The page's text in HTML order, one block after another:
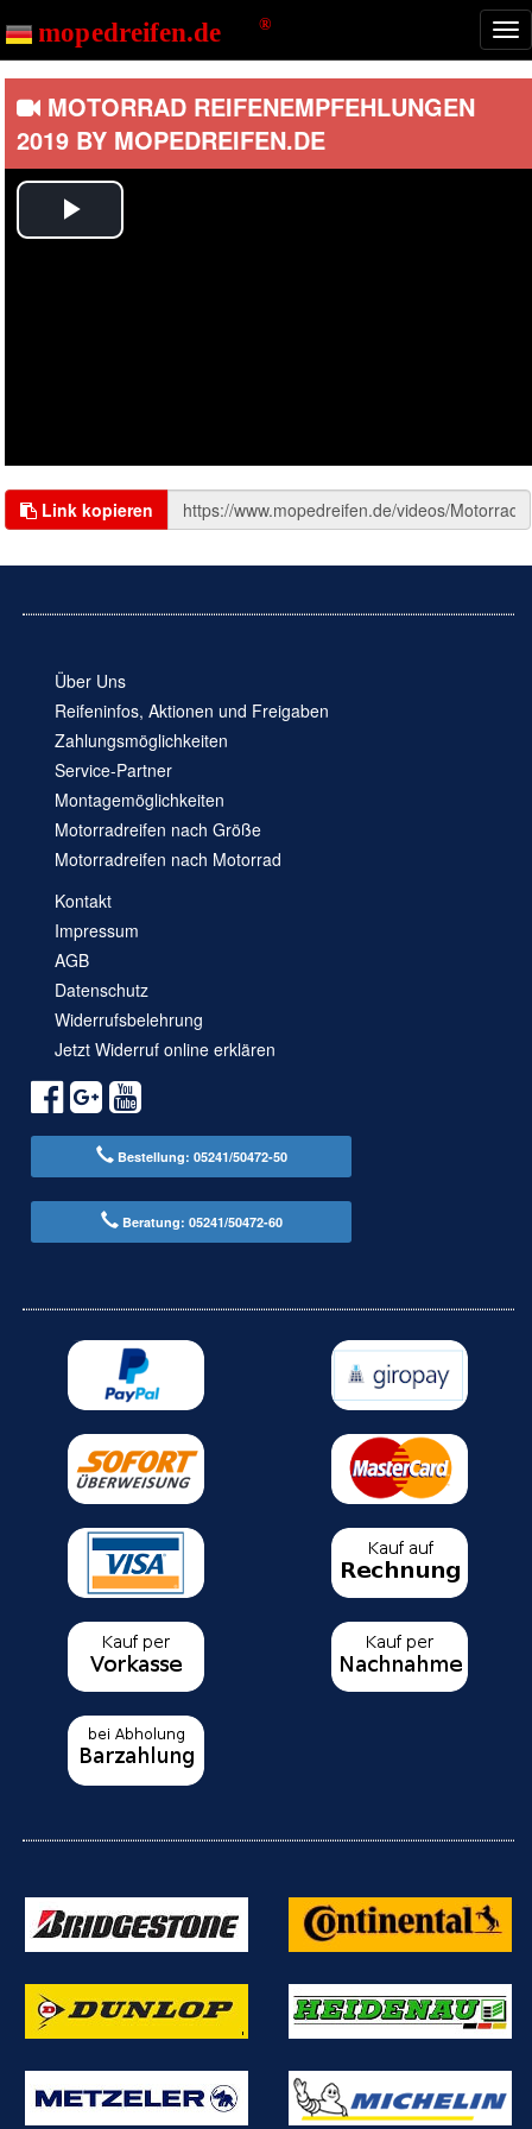
Videos
MOTORRAD REIFENEMPFEHLUNGEN
2019 BY MOPEDREIFEN.DE
Play
Link kopieren
Über Uns
Reifeninfos, Aktionen und Freigaben
Zahlungsmöglichkeiten
Service-Partner
Montagemöglichkeiten
Motorradreifen nach Größe
Motorradreifen nach Motorrad
Kontakt
Impressum
AGB
Datenschutz
Widerrufsbelehrung
Jetzt Widerruf online erklären
Bestellung: 05241/50472-50
Beratung: 05241/50472-60